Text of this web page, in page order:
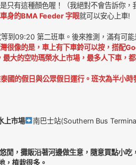
只有這種顏色喔！（我絕對不會告訴你
身的BMA Feeder 字眼就可以安心上車!
到09:20 第二班車。後來推測，滿有可
很像的是，車上有下車鈴可以按，搭配
最大的空叻瑪榮水上市場，最多人下車，
的假日與公眾假日運行。班次為半小
上市場 南巴士站(Southern Bus
，攤販沿著河邊做生意，隨意買點小吃
植栽很多。